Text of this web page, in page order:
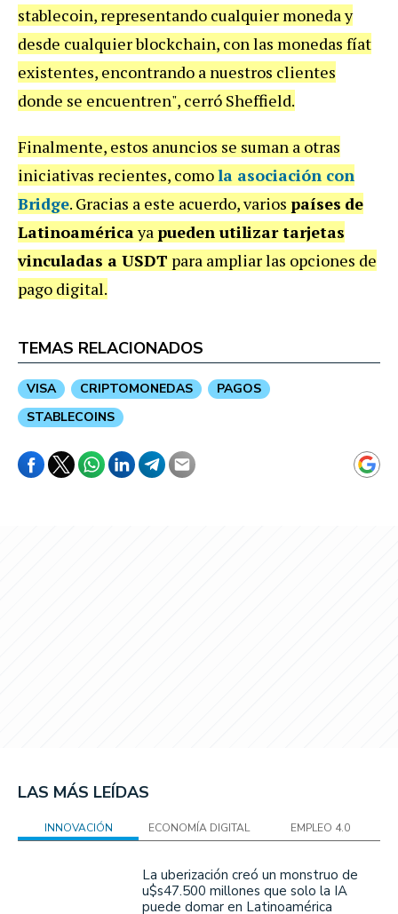
stablecoin, representando cualquier moneda y
desde cualquier blockchain, con las monedas fíat
existentes, encontrando a nuestros clientes
donde se encuentren", cerró Sheffield.
Finalmente, estos anuncios se suman a otras
iniciativas recientes, comola asociación con
Bridge. Gracias a este acuerdo, varios países de
Latinoaméricayapueden utilizar tarjetas
vinculadas a USDT para ampliar las opciones de
pago digital.
TEMAS RELACIONADOS
VISA CRIPTOMONEDAS
PAGOS
STABLECOINS
LAS MÁS LEÍDAS
INNOVACIÓN ECONOMÍA DIGITAL EMPLEO 4.0
La uberización creó un monstruo de
u$s47.500 millones que solo la IA
puede domar en Latinoamérica